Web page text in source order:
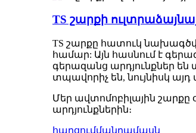
TS շարքի
TS շարքը հատուկ
համար: Այն հասնում է
գերազանց արդյունքներ են
տպավորիչ են, նույնիսկ
Մեր ավտոմոբիլային շարքը
արդյունքներին։
հարցումմանրամասն